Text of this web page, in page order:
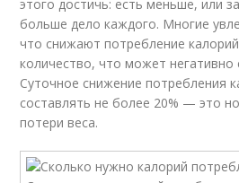
этого достичь: есть меньше, или
больше дело каждого. Многие
что снижают потребление
количество, что может негативно
Суточное снижение потребления
составлять не более 20% — это
потери веса.